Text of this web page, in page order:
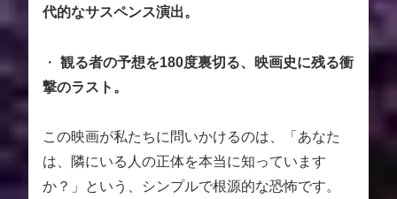
代的なサスペンス演出。
・ 観る者の予想を180度裏切る、映画史に残る衝
撃のラスト。
この映画が私たちに問いかけるのは、「あなた
は、隣にいる人の正体を本当に知っています
か？」という、シンプルで根源的な恐怖です。